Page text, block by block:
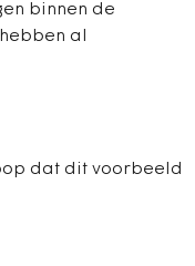
binnen de
al
dat dit voorbeeld